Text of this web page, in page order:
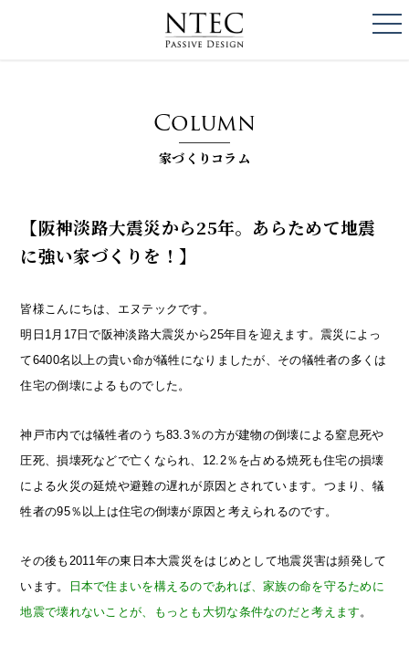
Column
家づくりコラム
【阪神淡路大震災から25年。あらためて地震
に強い家づくりを！】
皆様こんにちは、エヌテックです。
明日1月17日で阪神淡路大震災から25年目を迎えます。震災によっ
て6400名以上の貴い命が犠牲になりましたが、その犠牲者の多くは
住宅の倒壊によるものでした。
神戸市内では犠牲者のうち83.3％の方が建物の倒壊による窒息死や
圧死、損壊死などで亡くなられ、12.2％を占める焼死も住宅の損壊
による火災の延焼や避難の遅れが原因とされています。つまり、犠
牲者の95％以上は住宅の倒壊が原因と考えられるのです。
その後も2011年の東日本大震災をはじめとして地震災害は頻発して
います。
日本で住まいを構えるのであれば、家族の命を守るために
地震で壊れないことが、もっとも大切な条件なのだと考えます 。